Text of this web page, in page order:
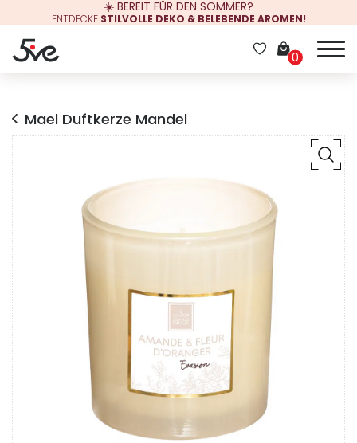
☀️ BEREIT FÜR DEN SOMMER?
ENTDECKE STILVOLLE DEKO & BELEBENDE AROMEN!
0
Mael Duftkerze Mandel